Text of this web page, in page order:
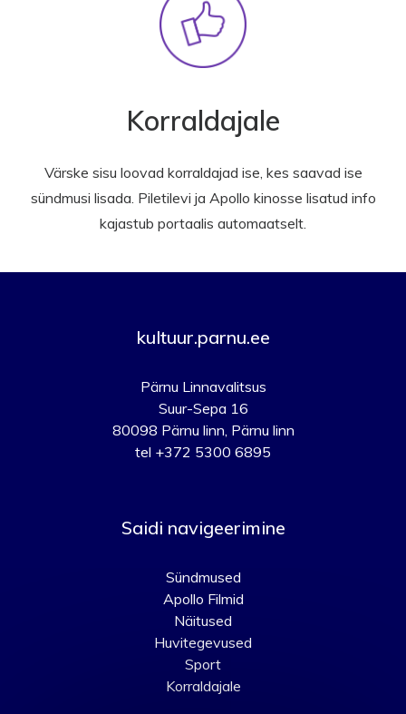
Korraldajale
Värske sisu loovad korraldajad ise, kes saavad ise
sündmusi lisada. Piletilevi ja Apollo kinosse lisatud info
kajastub portaalis automaatselt.
kultuur.parnu.ee
Pärnu Linnavalitsus
Suur-Sepa 16
80098 Pärnu linn, Pärnu linn
tel +372 5300 6895
Saidi navigeerimine
Sündmused
Apollo Filmid
Näitused
Huvitegevused
Sport
Korraldajale